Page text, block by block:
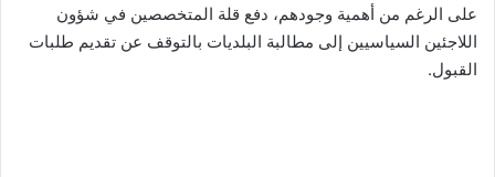
على الرغم من أهمية وجودهم، دفع قلة المتخصصين في شؤون
اللاجئين السياسيين إلى مطالبة البلديات بالتوقف عن تقديم طلبات
القبول.